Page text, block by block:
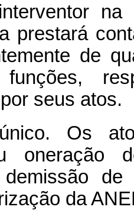
na
prestará
de
seus atos.
Os
oneração
da